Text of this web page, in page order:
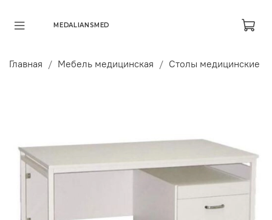
MEDALIANSMED
Главная Мебель медицинская Столы медицинские